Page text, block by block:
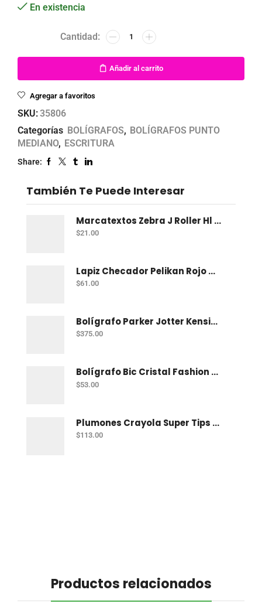
En existencia
Añadir al carrito
Agregar a favoritos
SKU:35806
Categorías BOLÍGRAFOS, BOLÍGRAFOS PUNTO
MEDIANO, ESCRITURA
Share:
También Te Puede Interesar
Marcatextos Zebra J Roller Hl 2 Puntas Rosa
$21.00
Lapiz Checador Pelikan Rojo Carmin C/10
$61.00
Bolígrafo Parker Jotter Kensington Ct Bp
$375.00
Bolígrafo Bic Cristal Fashion Con 15 Punto Grueso (1.2 Mm)
$53.00
Plumones Crayola Super Tips Pastel Con 12
$113.00
Productos relacionados